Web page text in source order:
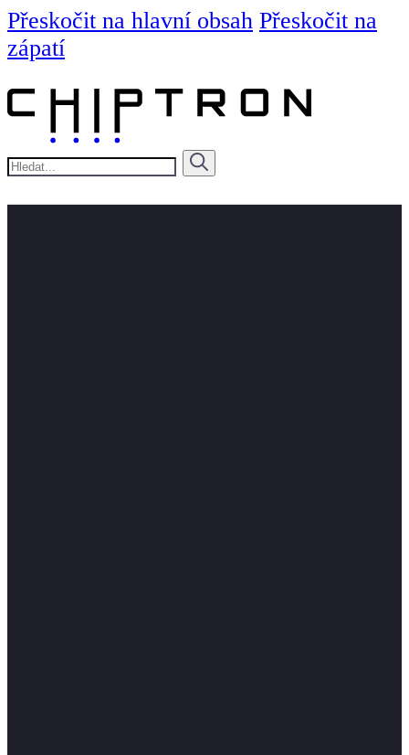
Přeskočit na hlavní obsah Přeskočit na
zápatí
Hledat